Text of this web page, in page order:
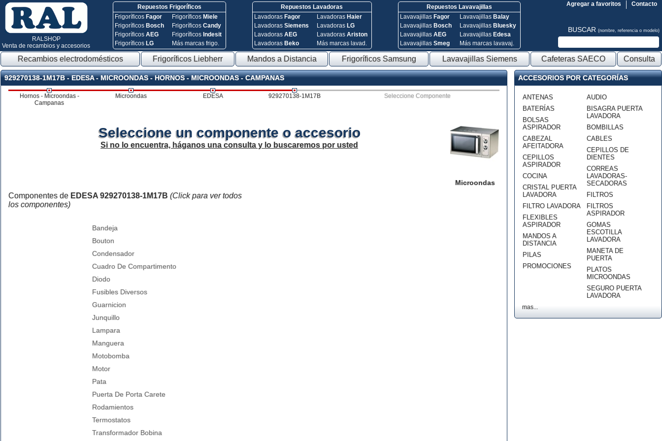
RALSHOP
Venta de recambios y accesorios
Repuestos Frigoríficos
Frigoríficos Fagor
Frigoríficos Bosch
FrigoríficosAEG
Frigoríficos LG
Frigoríficos Miele
FrigoríficosCandy
Frigoríficos Indesit
Más marcas frigo.
Repuestos Lavadoras
Lavadoras Fagor
Lavadoras Siemens
Lavadoras AEG
Lavadoras Beko
Lavadoras Haier
Lavadoras LG
Lavadoras Ariston
Más marcas lavad.
Repuestos Lavavajillas
Lavavajillas Fagor
Lavavajillas Bosch
Lavavajillas AEG
Lavavajillas Smeg
Lavavajillas Balay
Lavavajillas Bluesky
Lavavajillas Edesa
Más marcas lavavaj.
Contacto
Agregar a favoritos
BUSCAR (nombre, referencia o modelo)
Recambios electrodomésticos Frigoríficos Liebherr Mandos a Distancia Frigoríficos Samsung Lavavajillas Siemens Cafeteras SAECO Consulta
929270138-1M17B - EDESA - MICROONDAS - HORNOS - MICROONDAS - CAMPANAS
Hornos - Microondas -
Campanas
Microondas EDESA 929270138-1M17B Seleccione Componente
Microondas
Seleccione un componente o accesorio
Si no lo encuentra, háganos una consulta y lo buscaremos por usted
Componentes de EDESA 929270138-1M17B (Click para ver todos
los componentes)
Bandeja
Bouton
Condensador
Cuadro De Compartimento
Diodo
Fusibles Diversos
Guarnicion
Junquillo
Lampara
Manguera
Motobomba
Motor
Pata
Puerta De Porta Carete
Rodamientos
Termostatos
Transformador Bobina
ACCESORIOS POR CATEGORÍAS
ANTENAS
BATERÍAS
BOLSAS
ASPIRADOR
CABEZAL
AFEITADORA
CEPILLOS
ASPIRADOR
COCINA
CRISTAL PUERTA
LAVADORA
FILTRO LAVADORA
FLEXIBLES
ASPIRADOR
MANDOS A
DISTANCIA
PILAS
PROMOCIONES
AUDIO
BISAGRA PUERTA
LAVADORA
BOMBILLAS
CABLES
CEPILLOS DE
DIENTES
CORREAS
LAVADORAS-
SECADORAS
FILTROS
FILTROS
ASPIRADOR
GOMAS
ESCOTILLA
LAVADORA
MANETA DE
PUERTA
PLATOS
MICROONDAS
SEGURO PUERTA
LAVADORA
mas...